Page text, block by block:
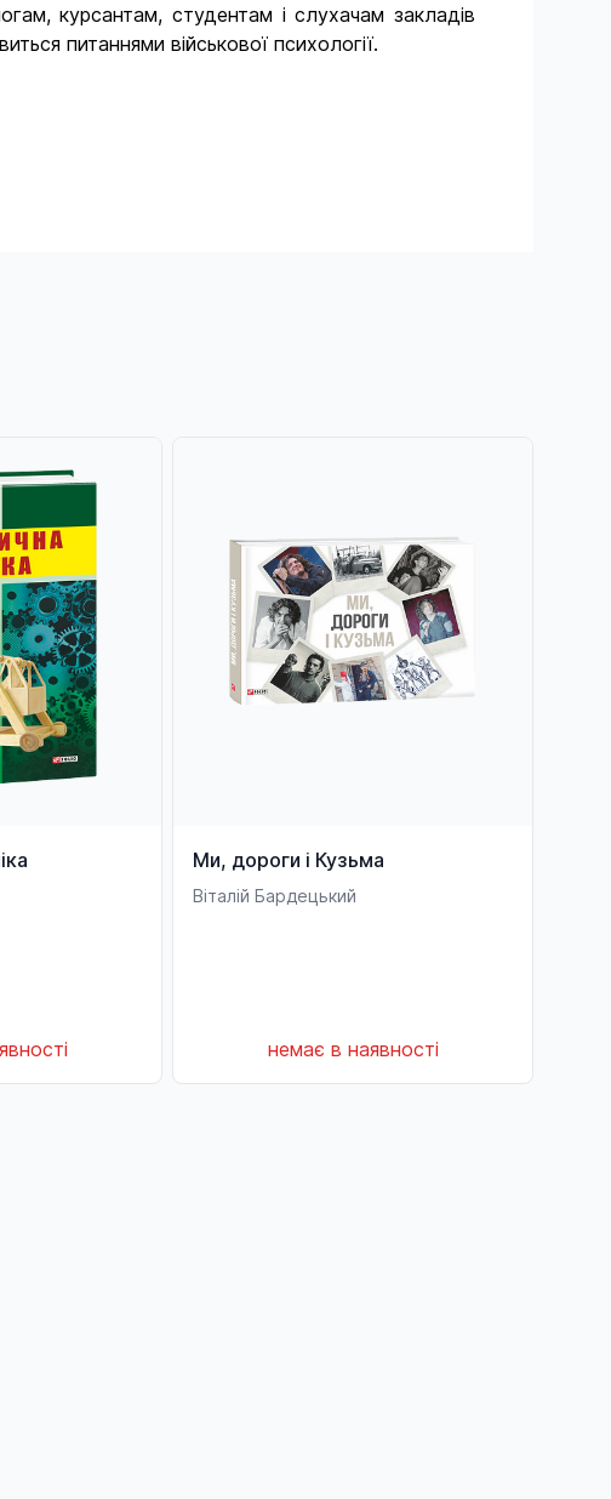
курсантам, студентам і слухачам закладів
питаннями військової психології.
Ми, дороги і Кузьма
Віталій Бардецький
немає в наявності